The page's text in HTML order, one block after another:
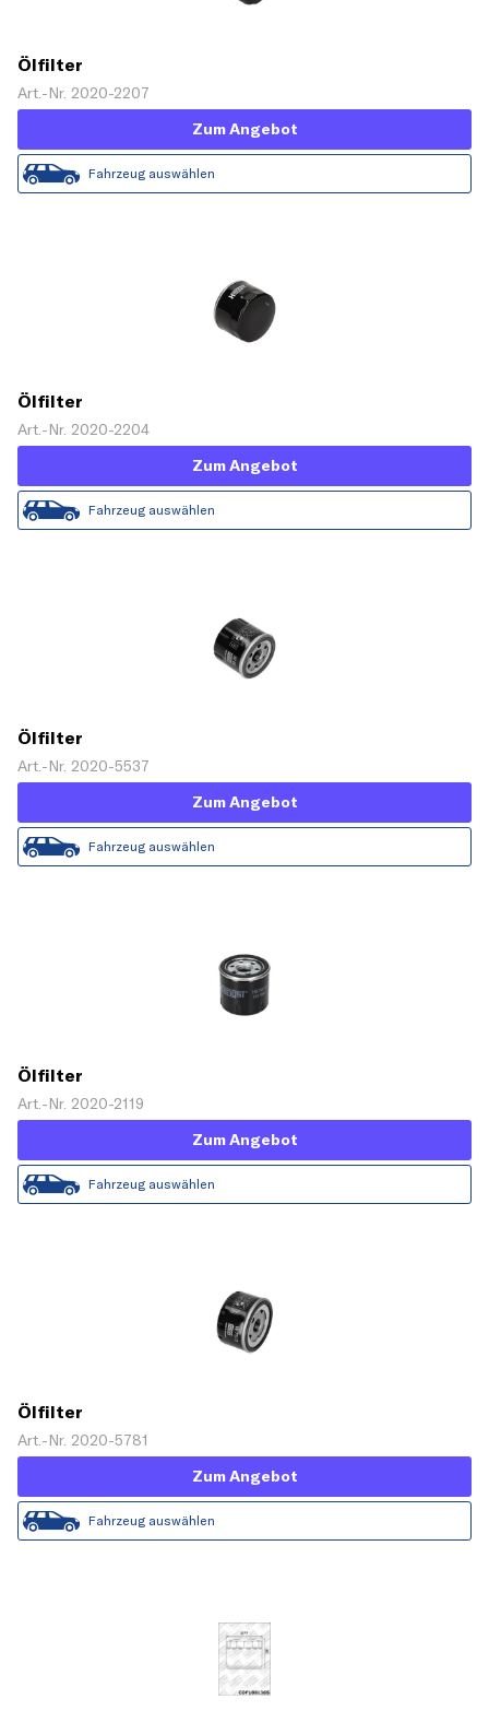
Ölfilter
Art.-Nr. 2020-2207
Zum Angebot
Fahrzeug auswählen
Ölfilter
Art.-Nr. 2020-2204
Zum Angebot
Fahrzeug auswählen
Ölfilter
Art.-Nr. 2020-5537
Zum Angebot
Fahrzeug auswählen
Ölfilter
Art.-Nr. 2020-2119
Zum Angebot
Fahrzeug auswählen
Ölfilter
Art.-Nr. 2020-5781
Zum Angebot
Fahrzeug auswählen